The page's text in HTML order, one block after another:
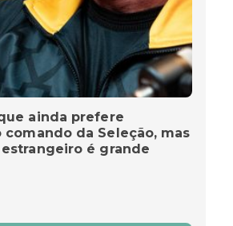
ainda prefere
comando da Seleção, mas
é grande